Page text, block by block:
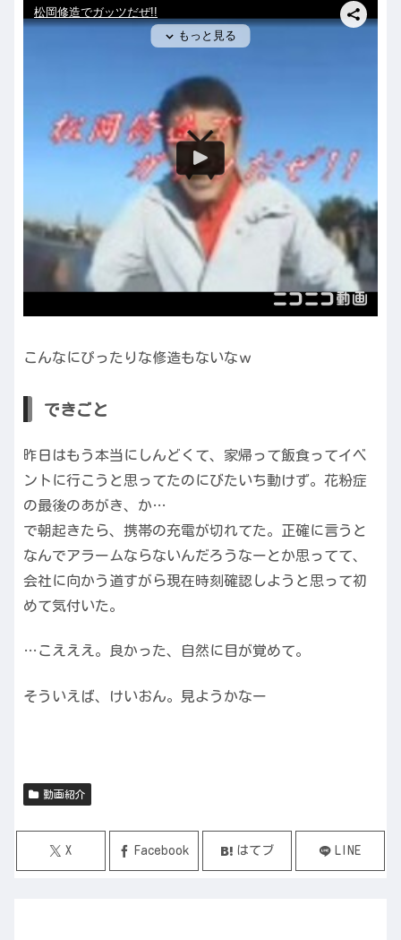
こんなにぴったりな修造もないなｗ
できごと
昨日はもう本当にしんどくて、家帰って飯食ってイベ
ントに行こうと思ってたのにびたいち動けず。花粉症
の最後のあがき、か…
で朝起きたら、携帯の充電が切れてた。正確に言うと
なんでアラームならないんだろうなーとか思ってて、
会社に向かう道すがら現在時刻確認しようと思って初
めて気付いた。
…こえええ。良かった、自然に目が覚めて。
そういえば、けいおん。見ようかなー
動画紹介
X Facebook はてブ LINE